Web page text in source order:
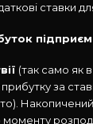
ставки
(так само як в
за